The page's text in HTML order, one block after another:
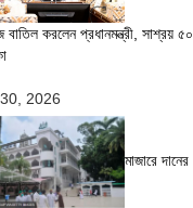
করলেন প্রধানমন্ত্রী, সাশ্রয় ৫০
2026
মাজারে দানের